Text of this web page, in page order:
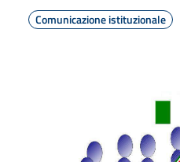
Comunicazione istituzionale